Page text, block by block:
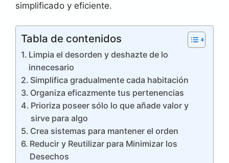
simplificado y eficiente.
Tabla de contenidos
Limpia el desorden y deshazte de lo
innecesario
Simplifica gradualmente cada habitación
Organiza eficazmente tus pertenencias
Prioriza poseer sólo lo que añade valor y
sirve para algo
Crea sistemas para mantener el orden
Reducir y Reutilizar para Minimizar los
Desechos